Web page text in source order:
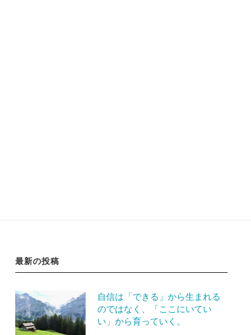
最新の投稿
自信は「できる」から生まれる
のではなく、「ここにいてい
い」から育っていく。